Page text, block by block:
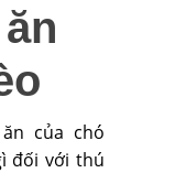
của chó
đối với thú